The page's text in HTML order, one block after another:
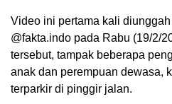
Video ini pertama kali
@fakta.indo pada Rabu (19/2/
tersebut, tampak beberapa
anak dan perempuan dewasa,
terparkir di pinggir jalan.